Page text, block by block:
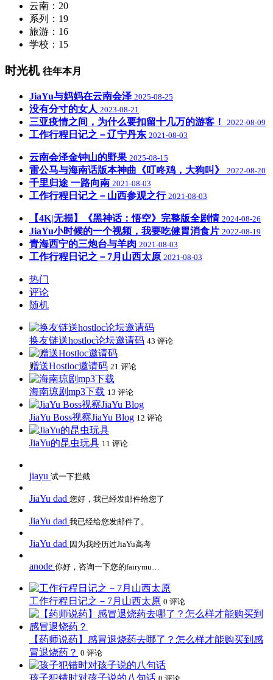
云南：20
系列：19
旅游：16
学校：15
时光机 往年本月
JiaYu与妈妈在云南会泽 2025-08-25
没有分寸的女人 2023-08-21
三亚疫情之间，为什么要扣留十几万的游客！ 2022-08-09
工作行程日记之－辽宁丹东 2021-08-03
云南会泽金钟山的野果 2025-08-15
雷公马与海南话版本神曲《叮咚鸡，大狗叫》 2022-08-20
千里归途 一路向南 2021-08-03
工作行程日记之－山西参观之行 2021-08-03
【4K|无损】《黑神话：悟空》完整版全剧情 2024-08-26
JiaYu小时候的一个视频，我要吃健胃消食片 2022-08-19
青海西宁的三炮台与羊肉 2021-08-03
工作行程日记之－7月山西太原 2021-08-03
热门
评论
随机
换友链送hostloc论坛邀请码 43 评论
赠送Hostloc邀请码 21 评论
海南琼剧mp3下载 13 评论
JiaYu Boss视察JiaYu Blog 12 评论
JiaYu的昆虫玩具 11 评论
jiayu 试一下拦截
JiaYu dad 您好，我已经发邮件给您了
JiaYu dad 我已经给您发邮件了。
JiaYu dad 因为我经历过JiaYu高考
anode 你好，咨询一下您的fairymu…
工作行程日记之－7月山西太原 0 评论
【药师说药】感冒退烧药去哪了？怎么样才能购买到感
冒退烧药？ 0 评论
孩子犯错时对孩子说的八句话